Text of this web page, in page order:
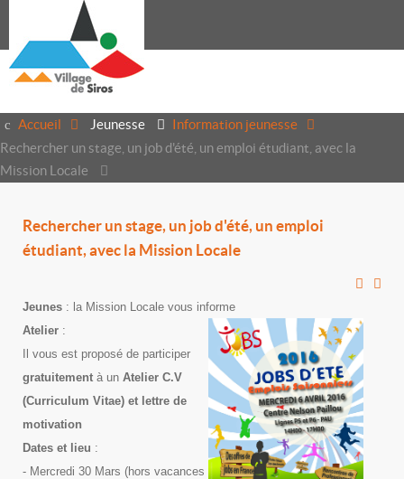
Accueil Jeunesse
Information jeunesse
Rechercher un stage, un job d'été, un emploi étudiant, avec la
Mission Locale
Rechercher un stage, un job d'été, un emploi
étudiant, avec la Mission Locale
Jeunes : la Mission Locale vous informe
Atelier :
Il vous est proposé de participer
gratuitement à un Atelier C.V
(Curriculum Vitae) et lettre de
motivation
Dates et lieu :
- Mercredi 30 Mars (hors vacances